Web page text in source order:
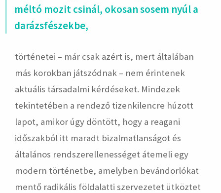
méltó mozit csinál, okosan sosem nyúl a
darázsfészekbe,
történetei – már csak azért is, mert általában
más korokban játszódnak – nem érintenek
aktuális társadalmi kérdéseket. Mindezek
tekintetében a rendező tizenkilencre húzott
lapot, amikor úgy döntött, hogy a reagani
időszakból itt maradt bizalmatlanságot és
általános rendszerellenességet átemeli egy
modern történetbe, amelyben bevándorlókat
mentő radikális földalatti szervezetet ütköztet